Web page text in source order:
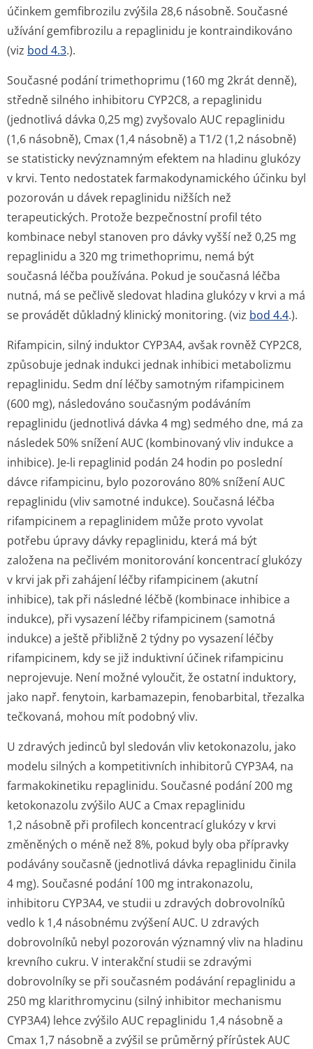
účinkem gemfibrozilu zvýšila 28,6 násobně. Současné
užívání gemfibrozilu a repaglinidu je kontraindikováno
(viz bod 4.3.).
Současné podání trimethoprimu (160 mg 2krát denně),
středně silného inhibitoru CYP2C8, a repaglinidu
(jednotlivá dávka 0,25 mg) zvyšovalo AUC repaglinidu
(1,6 násobně), Cmax (1,4 násobně) a T1/2 (1,2 násobně)
se statisticky nevýznamným efektem na hladinu glukózy
v krvi. Tento nedostatek farmakodynamického účinku byl
pozorován u dávek repaglinidu nižších než
terapeutických. Protože bezpečnostní profil této
kombinace nebyl stanoven pro dávky vyšší než 0,25 mg
repaglinidu a 320 mg trimethoprimu, nemá být
současná léčba používána. Pokud je současná léčba
nutná, má se pečlivě sledovat hladina glukózy v krvi a má
se provádět důkladný klinický monitoring. (viz bod 4.4.).
Rifampicin, silný induktor CYP3A4, avšak rovněž CYP2C8,
způsobuje jednak indukci jednak inhibici metabolizmu
repaglinidu. Sedm dní léčby samotným rifampicinem
(600 mg), následováno současným podáváním
repaglinidu (jednotlivá dávka 4 mg) sedmého dne, má za
následek 50% snížení AUC (kombinovaný vliv indukce a
inhibice). Je-li repaglinid podán 24 hodin po poslední
dávce rifampicinu, bylo pozorováno 80% snížení AUC
repaglinidu (vliv samotné indukce). Současná léčba
rifampicinem a repaglinidem může proto vyvolat
potřebu úpravy dávky repaglinidu, která má být
založena na pečlivém monitorování koncentrací glukózy
v krvi jak při zahájení léčby rifampicinem (akutní
inhibice), tak při následné léčbě (kombinace inhibice a
indukce), při vysazení léčby rifampicinem (samotná
indukce) a ještě přibližně 2 týdny po vysazení léčby
rifampicinem, kdy se již induktivní účinek rifampicinu
neprojevuje. Není možné vyloučit, že ostatní induktory,
jako např. fenytoin, karbamazepin, fenobarbital, třezalka
tečkovaná, mohou mít podobný vliv.
U zdravých jedinců byl sledován vliv ketokonazolu, jako
modelu silných a kompetitivních inhibitorů CYP3A4, na
farmakokinetiku repaglinidu. Současné podání 200 mg
ketokonazolu zvýšilo AUC a Cmax repaglinidu
1,2 násobně při profilech koncentrací glukózy v krvi
změněných o méně než 8%, pokud byly oba přípravky
podávány současně (jednotlivá dávka repaglinidu činila
4 mg). Současné podání 100 mg intrakonazolu,
inhibitoru CYP3A4, ve studii u zdravých dobrovolníků
vedlo k 1,4 násobnému zvýšení AUC. U zdravých
dobrovolníků nebyl pozorován významný vliv na hladinu
krevního cukru. V interakční studii se zdravými
dobrovolníky se při současném podávání repaglinidu a
250 mg klarithromycinu (silný inhibitor mechanismu
CYP3A4) lehce zvýšilo AUC repaglinidu 1,4 násobně a
Cmax 1,7 násobně a zvýšil se průměrný přírůstek AUC